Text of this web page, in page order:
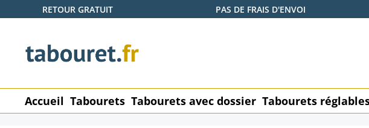
au contenu principal
Passer à la recherche
Passer à la navigation principale
RETOUR GRATUIT PAS DE FRAIS D'ENVOI
Accueil Tabourets Tabourets avec dossier Tabourets